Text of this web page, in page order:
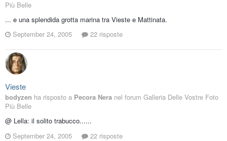
Più Belle
... e una splendida grotta marina tra Vieste e Mattinata.
September 24, 2005
22 risposte
Vieste
bodyzen ha risposto a Pecora Nera nel forum Galleria Delle Vostre Foto
Più Belle
@ Lella: il solito trabucco......
September 24, 2005
22 risposte